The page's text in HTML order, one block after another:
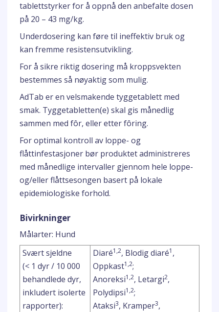
tablettstyrker for å oppnå den anbefalte dosen
på 20 – 43 mg/kg.
Underdosering kan føre til ineffektiv bruk og
kan fremme resistensutvikling.
For å sikre riktig dosering må kroppsvekten
bestemmes så nøyaktig som mulig.
AdTab er en velsmakende tyggetablett med
smak. Tyggetabletten(e) skal gis månedlig
sammen med fôr, eller etter fôring.
For optimal kontroll av loppe- og
flåttinfestasjoner bør produktet administreres
med månedlige intervaller gjennom hele loppe-
og/eller flåttsesongen basert på lokale
epidemiologiske forhold.
Bivirkninger
Målarter: Hund
Svært sjeldne
(< 1 dyr / 10 000
behandlede dyr,
inkludert isolerte
rapporter):
Diaré1,2, Blodig diaré1 ,
Oppkast1,2;
Anoreksi1,2, Letargi2,
Polydipsi1,2;
Ataksi3, Kramper3,